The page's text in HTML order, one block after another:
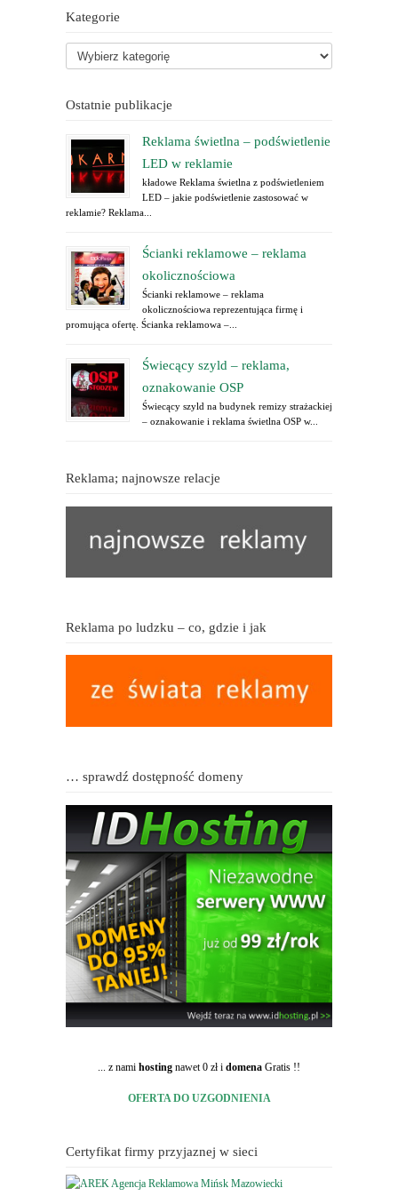
Kategorie
Ostatnie publikacje
Reklama świetlna – podświetlenie
LED w reklamie
kładowe Reklama świetlna z podświetleniem
LED – jakie podświetlenie zastosować w
reklamie? Reklama...
Ścianki reklamowe – reklama
okolicznościowa
Ścianki reklamowe – reklama
okolicznościowa reprezentująca firmę i
promująca ofertę. Ścianka reklamowa –...
Świecący szyld – reklama,
oznakowanie OSP
Świecący szyld na budynek remizy strażackiej
– oznakowanie i reklama świetlna OSP w...
Reklama; najnowsze relacje
Reklama po ludzku – co, gdzie i jak
… sprawdź dostępność domeny
... z nami hosting nawet 0 zł i domena Gratis !!
OFERTA DO UZGODNIENIA
Certyfikat firmy przyjaznej w sieci